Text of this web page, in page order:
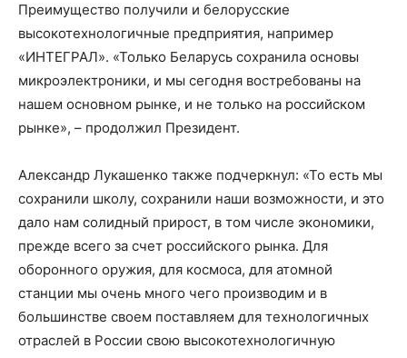
Преимущество получили и белорусские
высокотехнологичные предприятия, например
«ИНТЕГРАЛ». «Только Беларусь сохранила основы
микроэлектроники, и мы сегодня востребованы на
нашем основном рынке, и не только на российском
рынке», – продолжил Президент.
Александр Лукашенко также подчеркнул: «То есть мы
сохранили школу, сохранили наши возможности, и это
дало нам солидный прирост, в том числе экономики,
прежде всего за счет российского рынка. Для
оборонного оружия, для космоса, для атомной
станции мы очень много чего производим и в
большинстве своем поставляем для технологичных
отраслей в России свою высокотехнологичную